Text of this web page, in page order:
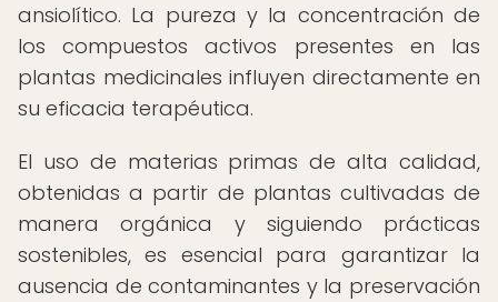
ansiolítico. La pureza y la concentración de
los compuestos activos presentes en las
plantas medicinales influyen directamente en
su eficacia terapéutica.
El uso de materias primas de alta calidad,
obtenidas a partir de plantas cultivadas de
manera orgánica y siguiendo prácticas
sostenibles, es esencial para garantizar la
ausencia de contaminantes y la preservación